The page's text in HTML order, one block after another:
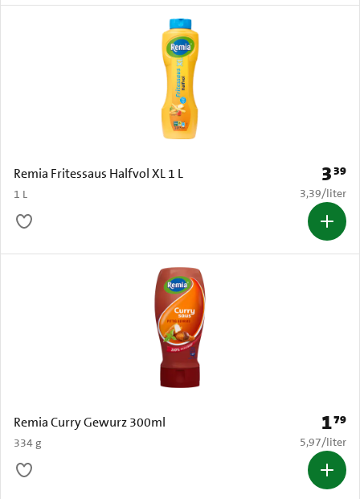
Remia Fritessaus Halfvol XL 1 L
1 L
Prijs:
339
€ 3,39 per
3,39/liter
Remia Curry Gewurz 300ml
334 g
Prijs:
179
€ 5,97 per
5,97/liter